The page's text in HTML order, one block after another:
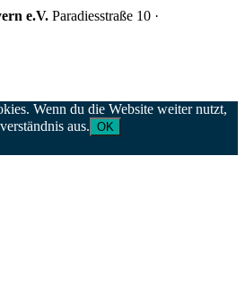
e.V. Paradiesstraße 10 ·
Wenn du die Website weiter nutzt,
aus. OK